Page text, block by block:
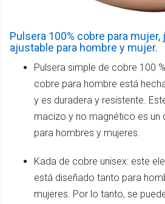
Pulsera 100% cobre para
ajustable para hombre y mujer.
Pulsera simple de cobre 100
cobre para hombre está
y es duradera y resistente.
macizo y no magnético es un
para hombres y mujeres.
Kada de cobre unisex: este
está diseñado tanto para
mujeres. Por lo tanto, se